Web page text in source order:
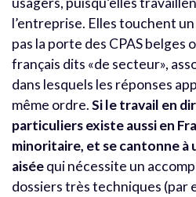
l’entreprise. Elles touchent
pas la porte des CPAS belges
français dits «de secteur»,
dans lesquels les réponses
même ordre.Si le travail en
particuliers existe aussi en
minoritaire, et se cantonne à
aiséequi nécessite un
dossiers très techniques (par